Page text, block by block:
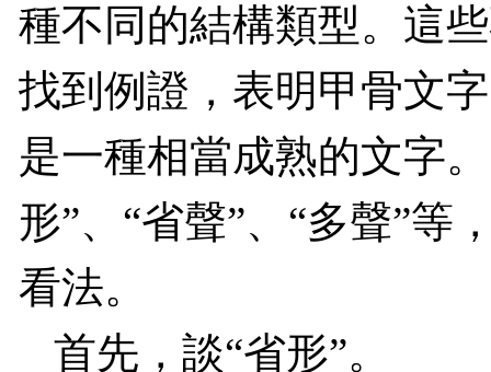
種不同的結構類型。這
找到例證，表明甲骨文
是一種相當成熟的文字
形”、“省聲”、“多聲”等
看法。
首先，談“省形”。